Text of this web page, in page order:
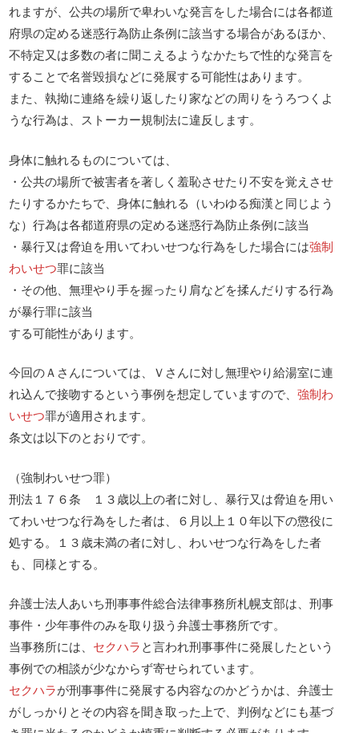
れますが、公共の場所で卑わいな発言をした場合には各都道
府県の定める迷惑行為防止条例に該当する場合があるほか、
不特定又は多数の者に聞こえるようなかたちで性的な発言を
することで名誉毀損などに発展する可能性はあります。
また、執拗に連絡を繰り返したり家などの周りをうろつくよ
うな行為は、ストーカー規制法に違反します。
身体に触れるものについては、
・公共の場所で被害者を著しく羞恥させたり不安を覚えさせ
たりするかたちで、身体に触れる（いわゆる痴漢と同じよう
な）行為は各都道府県の定める迷惑行為防止条例に該当
・暴行又は脅迫を用いてわいせつな行為をした場合には強制
わいせつ罪に該当
・その他、無理やり手を握ったり肩などを揉んだりする行為
が暴行罪に該当
する可能性があります。
今回のＡさんについては、Ｖさんに対し無理やり給湯室に連
れ込んで接吻するという事例を想定していますので、強制わ
いせつ罪が適用されます。
条文は以下のとおりです。
（強制わいせつ罪）
刑法１７６条 １３歳以上の者に対し、暴行又は脅迫を用い
てわいせつな行為をした者は、６月以上１０年以下の懲役に
処する。１３歳未満の者に対し、わいせつな行為をした者
も、同様とする。
弁護士法人あいち刑事事件総合法律事務所札幌支部は、刑事
事件・少年事件のみを取り扱う弁護士事務所です。
当事務所には、 セクハラと言われ刑事事件に発展したという
事例での相談が少なからず寄せられています。
セクハラが刑事事件に発展する内容なのかどうかは、弁護士
がしっかりとその内容を聞き取った上で、判例などにも基づ